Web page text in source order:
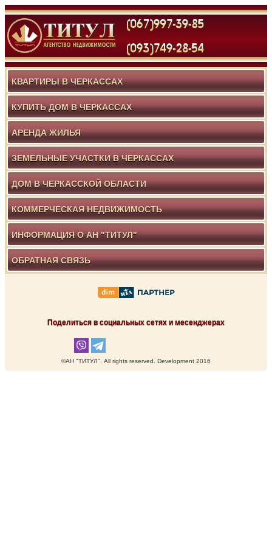
КВАРТИРЫ В ЧЕРКАССАХ
КУПИТЬ ДОМ В ЧЕРКАССАХ
АРЕНДА ЖИЛЬЯ
ЗЕМЕЛЬНЫЕ УЧАСТКИ В ЧЕРКАССАХ
ДОМ В ЧЕРКАССКОЙ ОБЛАСТИ
КОММЕРЧЕСКАЯ НЕДВИЖИМОСТЬ
ИНФОРМАЦИЯ О АН "ТИТУЛ"
ОБРАТНАЯ СВЯЗЬ
Поделиться в социальных сетях и месенджерах
©АН "ТИТУЛ". Аll rights reserved. Development 2016